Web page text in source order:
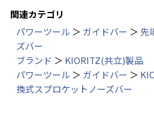
関連カテゴリ
パワーツール ＞ ガイドバー ＞ 先
ズバー
ブランド ＞ KIORITZ(共立)製品
パワーツール ＞ ガイドバー ＞
換式スプロケットノーズバー